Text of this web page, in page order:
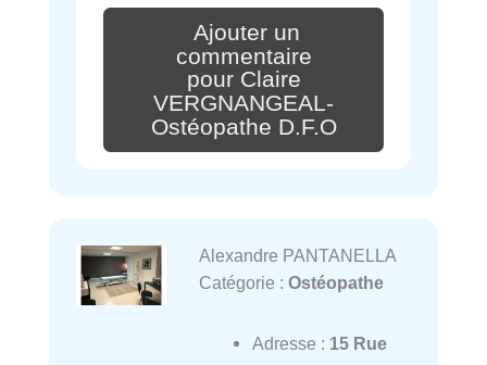
Ajouter un
commentaire
pour Claire
VERGNANGEAL-
Ostéopathe D.F.O
Alexandre PANTANELLA
Catégorie : Ostéopathe
Adresse : 15 Rue